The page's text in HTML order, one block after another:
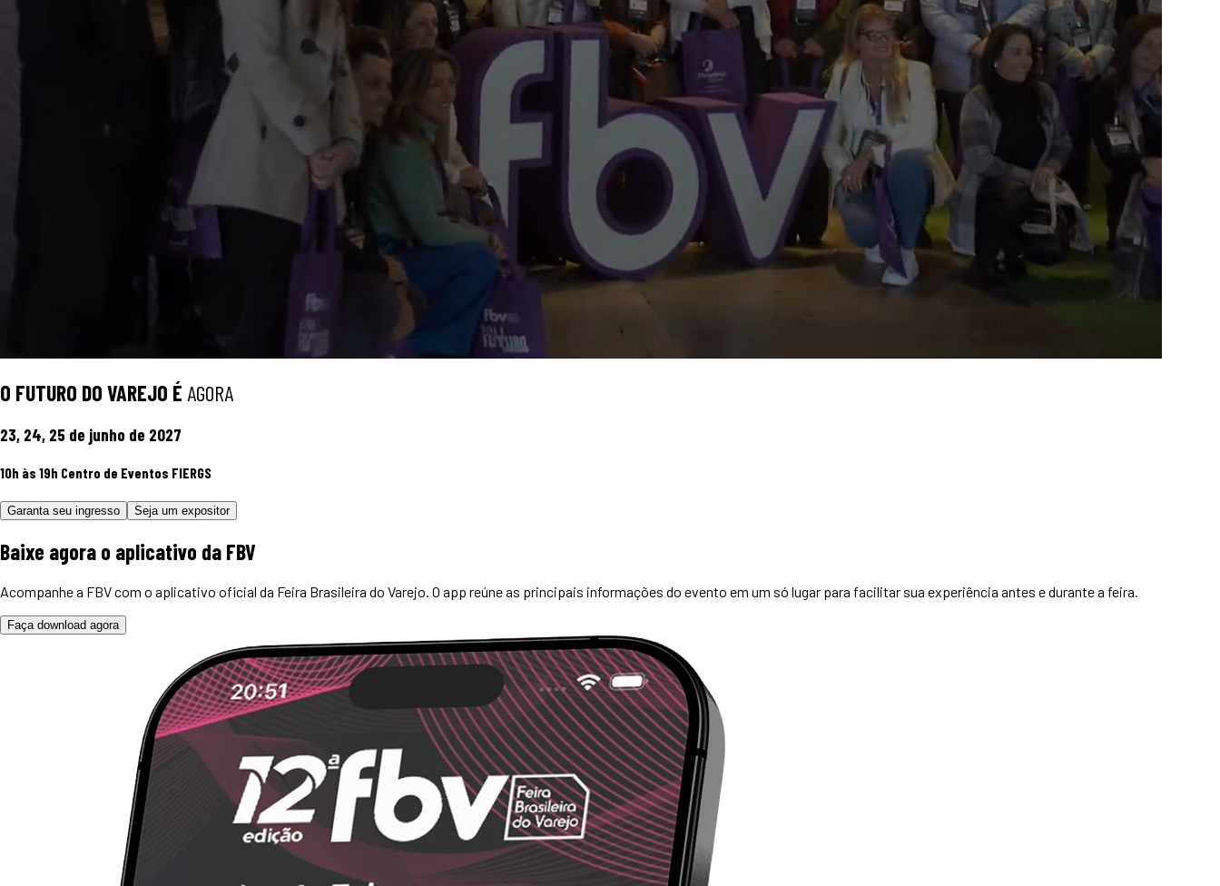
O FUTURO DO VAREJO É AGORA
23, 24, 25 de junho de 2027
10h às 19h Centro de Eventos FIERGS
Garanta seu ingresso Seja um expositor
Baixe agora o aplicativo da FBV
Acompanhe a FBV com o aplicativo oficial da Feira Brasileira do Varejo. O app reúne as principais informações do evento em um só lugar para facilitar sua experiência antes e durante a feira.
Faça download agora